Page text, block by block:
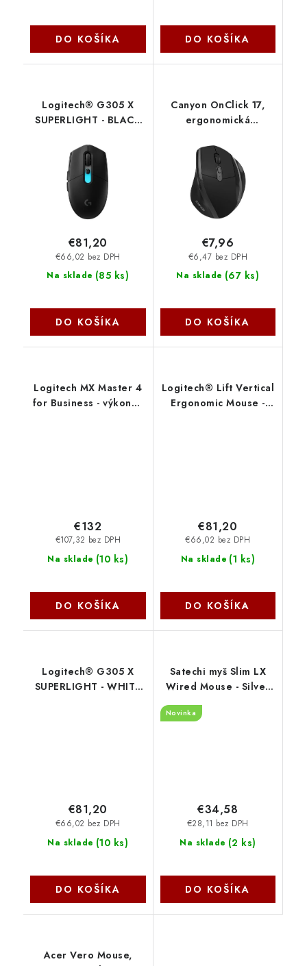
DO KOŠÍKA DO KOŠÍKA
Logitech® G305 X
SUPERLIGHT - BLACK
Na sklade (85 ks)
€66,02 bez DPH
€81,20
DO KOŠÍKA
Canyon OnClick 17,
ergonomická
myš, USB prijímač, 6
tlačidiel,
800/1200/1600 DPI,
čierna CNE-CMSW17B
Na sklade (67 ks)
€6,47 bez DPH
€7,96
DO KOŠÍKA
Logitech MX Master 4
for Business - výkonná
Na sklade (10 ks)
€107,32 bez DPH
€132
DO KOŠÍKA
Logitech® Lift Vertical
Ergonomic Mouse -
Na sklade (1 ks)
€66,02 bez DPH
€81,20
DO KOŠÍKA
Logitech® G305 X
SUPERLIGHT - WHITE
Na sklade (10 ks)
€66,02 bez DPH
€81,20
DO KOŠÍKA
Satechi myš Slim LX
Wired Mouse - Silver
ST-MULXS
Novinka
Na sklade (2 ks)
€28,11 bez DPH
€34,58
DO KOŠÍKA
Acer Vero Mouse,